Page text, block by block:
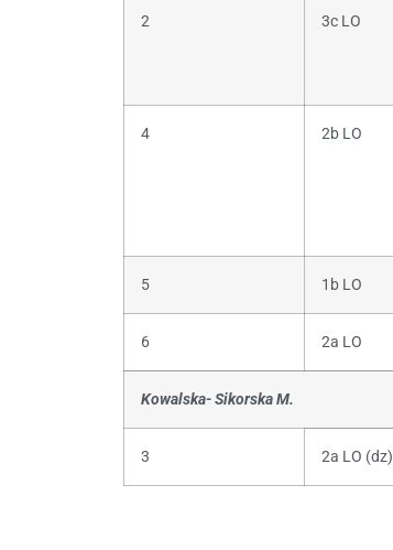
2 3c LO
4 2b LO
5 1b LO
6 2a LO
Kowalska- Sikorska M.
3 2a LO (dz)